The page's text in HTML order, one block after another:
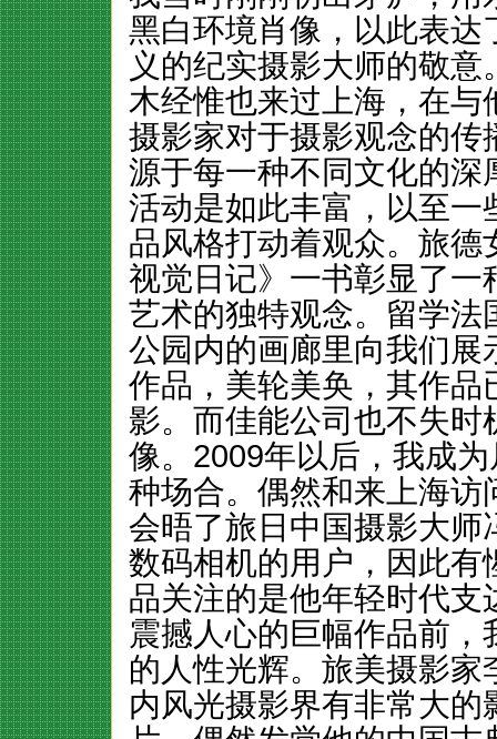
黑白环境肖像，以此表
义的纪实摄影大师的敬
木经惟也来过上海，在
摄影家对于摄影观念的
源于每一种不同文化的
活动是如此丰富，以至
品风格打动着观众。旅
视觉日记》一书彰显了
艺术的独特观念。留学
公园内的画廊里向我们
作品，美轮美奂，其作
影。而佳能公司也不失
像。2009年以后，我成
种场合。偶然和来上海
会晤了旅日中国摄影大
数码相机的用户，因此
品关注的是他年轻时代
震撼人心的巨幅作品前
的人性光辉。旅美摄影
内风光摄影界有非常大